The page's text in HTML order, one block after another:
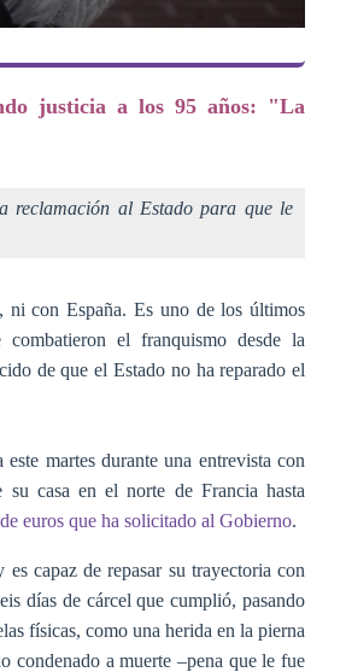
justicia a los 95 años: "La
reclamación al Estado para que le
ni con España. Es uno de los últimos
el franquismo desde la
de que el Estado no ha reparado el
martes durante una entrevista con
su casa en el norte de Francia hasta
euros que ha solicitado al Gobierno.
capaz de repasar su trayectoria con
días de cárcel que cumplió, pasando
físicas, como una herida en la pierna
condenado a muerte –pena que le fue